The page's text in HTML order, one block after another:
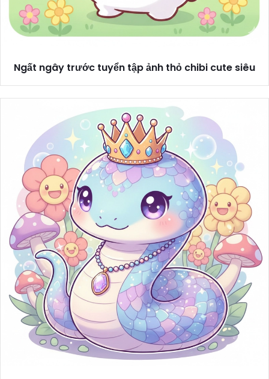
Ngất ngây trước tuyển tập ảnh thỏ chibi cute siêu